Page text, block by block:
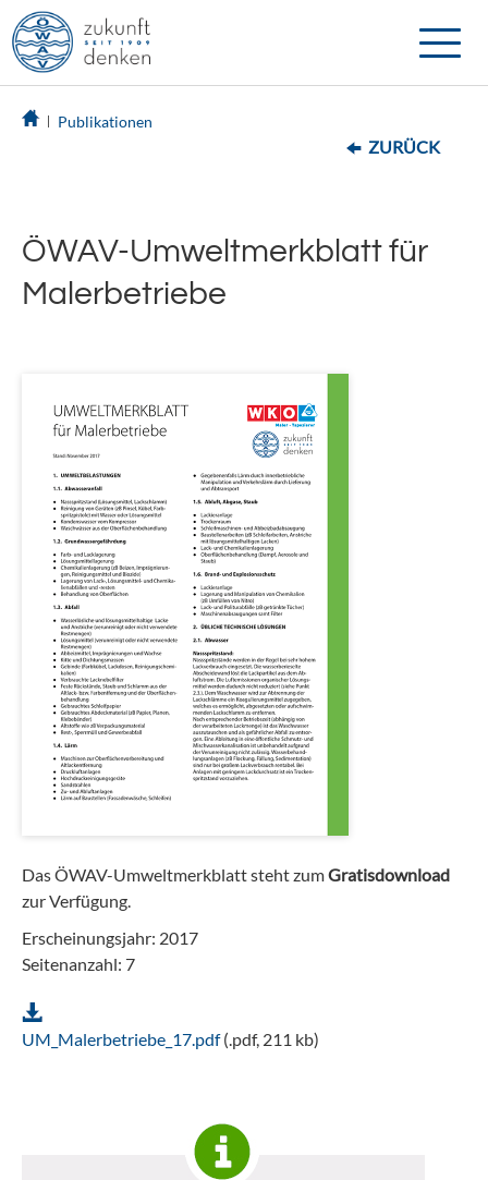
Toggle
Publikationen
ZURÜCK
ÖWAV-Umweltmerkblatt für
Malerbetriebe
Das ÖWAV-Umweltmerkblatt steht zumGratisdownload
zur Verfügung.
Erscheinungsjahr: 2017
Seitenanzahl: 7
UM_Malerbetriebe_17.pdf(.pdf, 211 kb)